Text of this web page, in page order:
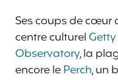
Ses coups de cœur
centre culturel
Observatory, la
encore lePerch, un